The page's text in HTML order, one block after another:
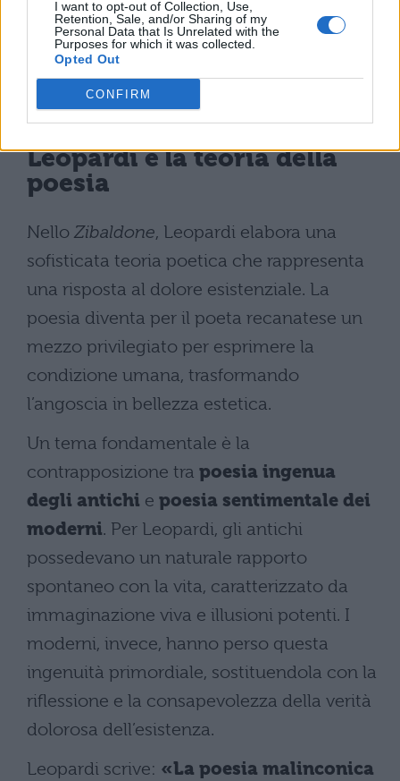
I want to opt-out of Collection, Use,
Retention, Sale, and/or Sharing of my
Personal Data that Is Unrelated with the
Purposes for which it was collected.
Opted Out
CONFIRM
solo dai limiti della civiltà moderna, ma
dal rapporto fondamentale tra l’uomo e
la natura, tra il desiderio infinito e
l’impossibilità di soddisfarlo.
Leopardi e la teoria della
poesia
Nello Zibaldone, Leopardi elabora una
sofisticata teoria poetica che rappresenta
una risposta al dolore esistenziale. La
poesia diventa per il poeta recanatese un
mezzo privilegiato per esprimere la
condizione umana, trasformando
l’angoscia in bellezza estetica.
Un tema fondamentale è la
contrapposizione tra poesia ingenua
degli antichi e poesia sentimentale dei
moderni. Per Leopardi, gli antichi
possedevano un naturale rapporto
spontaneo con la vita, caratterizzato da
immaginazione viva e illusioni potenti. I
moderni, invece, hanno perso questa
ingenuità primordiale, sostituendola con la
riflessione e la consapevolezza della verità
dolorosa dell’esistenza.
Leopardi scrive: «La poesia malinconica